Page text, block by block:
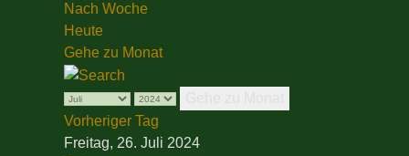
Nach Woche
Heute
Gehe zu Monat
Vorheriger Tag
Freitag, 26. Juli 2024